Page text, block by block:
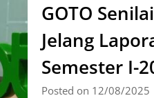
GOTO
Jelang
Semester I-
Posted on 12/08/2025